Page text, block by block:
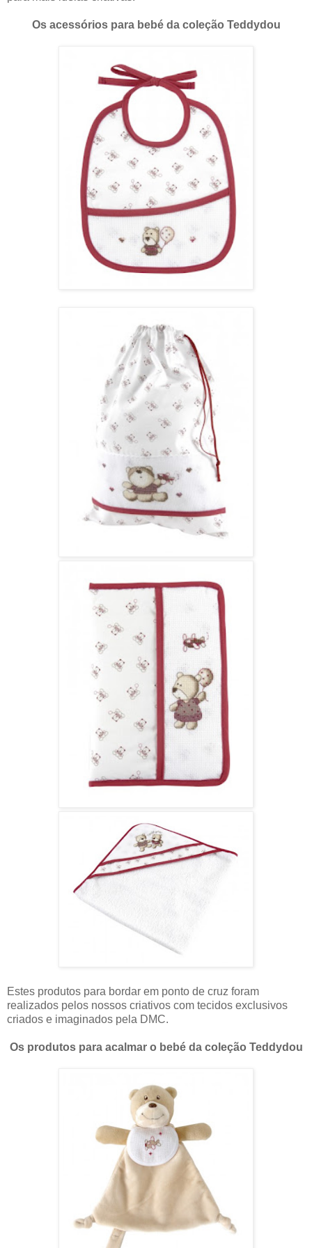
Os acessórios para bebé da coleção Teddydou
Estes produtos para bordar em ponto de cruz foram
realizados pelos nossos criativos com tecidos exclusivos
criados e imaginados pela DMC.
Os produtos para acalmar o bebé da coleção Teddydou